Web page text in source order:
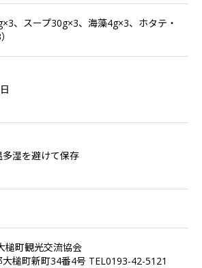
、スープ30g×3、海藻4g×3、ホタテ・
湿を避けて保存
槌町観光交流協会
槌町新町34番4号 TEL0193-42-5121